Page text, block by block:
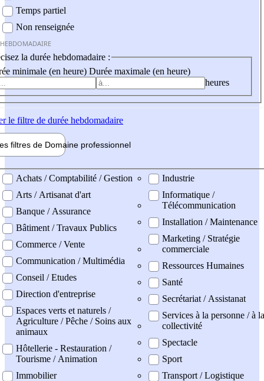
Temps partiel
Non renseignée
la durée hebdomadaire :
minimale (en heure) Durée maximale (en heure)
heures
le filtre de durée hebdomadaire
filtres de Domaine professionnel
professionel
Achats / Comptabilité / Gestion
Arts / Artisanat d'art
Banque / Assurance
Bâtiment / Travaux Publics
Commerce / Vente
Communication / Multimédia
Conseil / Etudes
Direction d'entreprise
Espaces verts et naturels /
Agriculture / Pêche / Soins aux
animaux
Hôtellerie - Restauration /
Tourisme / Animation
Immobilier
Industrie
Informatique /
Télécommunication
Installation / Maintenance
Marketing / Stratégie
commerciale
Ressources Humaines
Santé
Secrétariat / Assistanat
Services à la personne / à la
collectivité
Spectacle
Sport
Transport / Logistique